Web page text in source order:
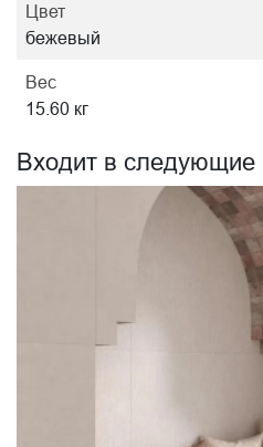
Цвет
бежевый
Вес
15.60 кг
Входит в следующие